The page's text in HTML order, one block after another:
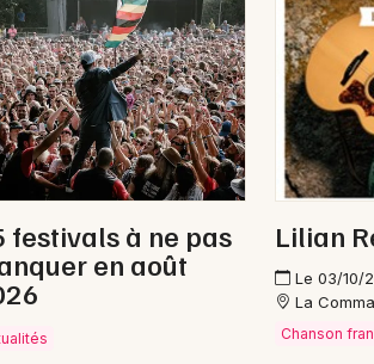
festivals à ne pas
en août
Lilian
Le 03/10/
La
Chanson